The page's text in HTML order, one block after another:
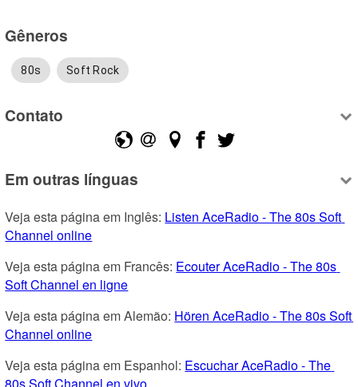
Gêneros
80s Soft Rock
Contato
Em outras línguas
Veja esta página em Inglês: Listen AceRadio - The 80s Soft
Channel online
Veja esta página em Francês: Ecouter AceRadio - The 80s
Soft Channel en ligne
Veja esta página em Alemão: Hören AceRadio - The 80s Soft
Channel online
Veja esta página em Espanhol: Escuchar AceRadio - The
80s Soft Channel en vivo